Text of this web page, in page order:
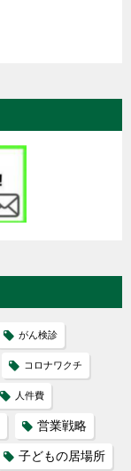
がん検診
コロナワクチ
人件費
営業戦略
子どもの居場所